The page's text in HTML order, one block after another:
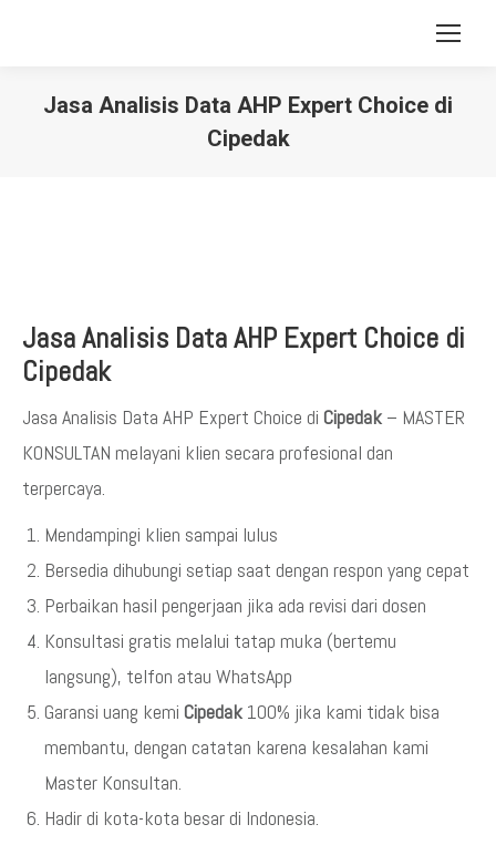
Jasa Analisis Data AHP Expert Choice di
Cipedak
Jasa Analisis Data AHP Expert Choice di
Cipedak
Jasa Analisis Data AHP Expert Choice di Cipedak – MASTER
KONSULTAN melayani klien secara profesional dan
terpercaya.
Mendampingi klien sampai lulus
Bersedia dihubungi setiap saat dengan respon yang cepat
Perbaikan hasil pengerjaan jika ada revisi dari dosen
Konsultasi gratis melalui tatap muka (bertemu
langsung), telfon atau WhatsApp
Garansi uang kemi Cipedak 100% jika kami tidak bisa
membantu, dengan catatan karena kesalahan kami
Master Konsultan.
Hadir di kota-kota besar di Indonesia.